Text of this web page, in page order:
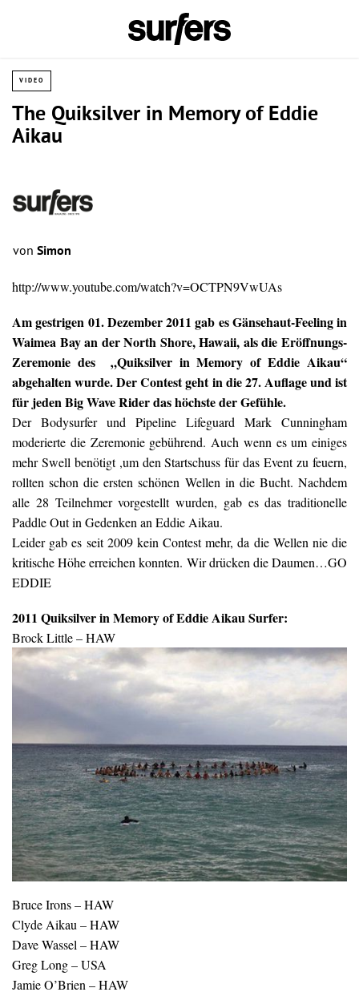
VIDEO
The Quiksilver in Memory of Eddie
Aikau
von Simon
http://www.youtube.com/watch?v=OCTPN9VwUAs
Am gestrigen 01. Dezember 2011 gab es Gänsehaut-Feeling in
Waimea Bay an der North Shore, Hawaii, als die Eröffnungs-
Zeremonie des „Quiksilver in Memory of Eddie Aikau“
abgehalten wurde. Der Contest geht in die 27. Auflage und ist
für jeden Big Wave Rider das höchste der Gefühle.
Der Bodysurfer und Pipeline Lifeguard Mark Cunningham
moderierte die Zeremonie gebührend. Auch wenn es um einiges
mehr Swell benötigt ,um den Startschuss für das Event zu feuern,
rollten schon die ersten schönen Wellen in die Bucht. Nachdem
alle 28 Teilnehmer vorgestellt wurden, gab es das traditionelle
Paddle Out in Gedenken an Eddie Aikau.
Leider gab es seit 2009 kein Contest mehr, da die Wellen nie die
kritische Höhe erreichen konnten. Wir drücken die Daumen…GO
EDDIE
2011 Quiksilver in Memory of Eddie Aikau Surfer:
Brock Little – HAW
Bruce Irons – HAW
Clyde Aikau – HAW
Dave Wassel – HAW
Greg Long – USA
Jamie O’Brien – HAW